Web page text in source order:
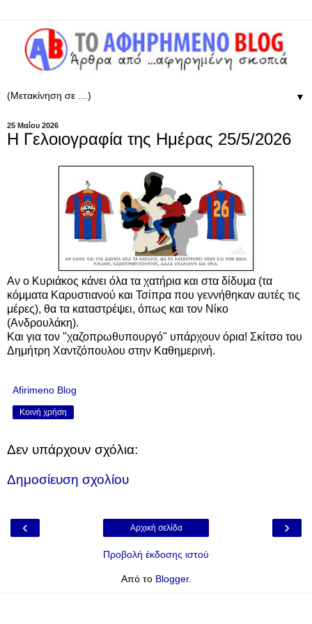
▼
25 Μαΐου 2026
Η Γελοιογραφία της Ημέρας 25/5/2026
Αν ο Κυριάκος κάνει όλα τα χατήρια και στα δίδυμα (τα
κόμματα Καρυστιανού και Τσίπρα που γεννήθηκαν αυτές τις
μέρες), θα τα καταστρέψει, όπως και τον Νίκο
(Ανδρουλάκη).
Και για τον "χαζοπρωθυπουργό" υπάρχουν όρια! Σκίτσο του
Δημήτρη Χαντζόπουλου στην Καθημερινή.
Afirimeno Blog
Κοινή χρήση
Δεν υπάρχουν σχόλια:
Δημοσίευση σχολίου
‹ ›
Αρχική σελίδα
Προβολή έκδοσης ιστού
Από το Blogger.